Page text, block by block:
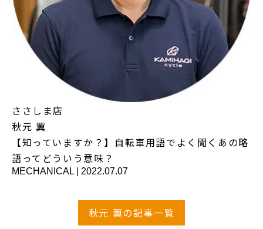
ささしま店
秋元 翼
【知っていますか？】自転車用語でよく聞くあの略
語ってどういう意味？
MECHANICAL 2022.07.07
秋元 翼の記事一覧